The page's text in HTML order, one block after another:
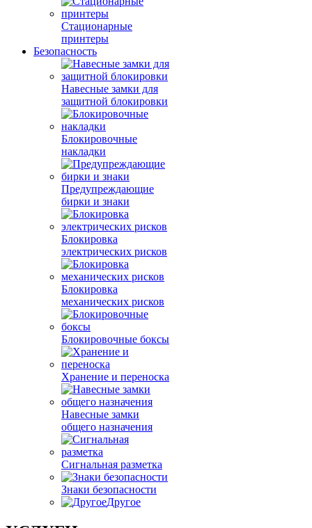
Стационарные
принтеры
Безопасность
Навесные замки для
защитной блокировки
Блокировочные
накладки
Предупреждающие
бирки и знаки
Блокировка
электрических рисков
Блокировка
механических рисков
Блокировочные боксы
Хранение и переноска
Навесные замки
общего назначения
Сигнальная разметка
Знаки безопасности
Другое